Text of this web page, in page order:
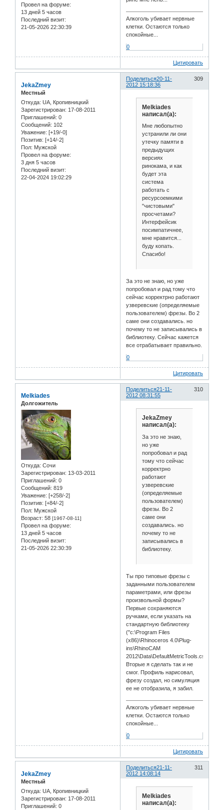
Провел на форуме:
13 дней 5 часов
Последний визит:
21-05-2026 22:30:39
Алкоголь убивает нервные
клетки. Остаются только
спокойные...
0
Цитировать
Поделиться 309
20-11-
2012 15:18:36
JekaZmey
Местный
Откуда: UA, Кропивницкий
Зарегистрирован: 17-08-2011
Приглашений: 0
Сообщений: 102
Уважение: [+19/-0]
Позитив: [+14/-2]
Пол: Мужской
Провел на форуме:
3 дня 5 часов
Последний визит:
22-04-2024 19:02:29
Melkiades
написал(а):
Мне любопытно
устранили ли они
утечку памяти в
предыдущих
версиях
ринокама, и как
будет эта
система
работать с
ресурсоемкими
"чистовыми"
просчетами?
Интерфейсик
посимпатичнее,
мне нравится...
буду копать.
Спасибо!
За это не знаю, но уже
попробовал и рад тому что
сейчас корректрно работают
узверевские (определяемые
пользователем) фрезы. Во 2
саме они создавались. но
почему то не записывались в
библиотеку. Сейчас кажется
все отрабатывает правильно.
0
Цитировать
Поделиться 310
21-11-
2012 08:31:55
Melkiades
Долгожитель
Откуда: Сочи
Зарегистрирован: 13-03-2011
Приглашений: 0
Сообщений: 819
Уважение: [+258/-2]
Позитив: [+84/-2]
Пол: Мужской
Возраст: 58 [1967-08-11]
Провел на форуме:
13 дней 5 часов
Последний визит:
21-05-2026 22:30:39
JekaZmey
написал(а):
За это не знаю,
но уже
попробовал и рад
тому что сейчас
корректрно
работают
узверевские
(определяемые
пользователем)
фрезы. Во 2
саме они
создавались. но
почему то не
записывались в
библиотеку.
Ты про типовые фрезы с
заданными пользователем
параметрами, или фрезы
произвольной формы?
Первые сохраняются
ручками, если указать на
стандартную библиотеку
("c:\Program Files
(x86)\Rhinoceros 4.0\Plug-
ins\RhinoCAM
2012\Data\DefaultMetricTools.csv").
Вторые я сделать так и не
смог. Профиль нарисовал,
фрезу создал, но симуляция
ее не отобразила, я забил.
Алкоголь убивает нервные
клетки. Остаются только
спокойные...
0
Цитировать
Поделиться 311
21-11-
2012 14:08:14
JekaZmey
Местный
Откуда: UA, Кропивницкий
Зарегистрирован: 17-08-2011
Приглашений: 0
Melkiades
написал(а):